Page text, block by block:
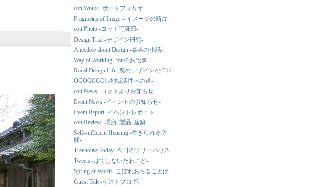
cott Works -ポートフォリオ-
Fragments of Image – イメージの断片
cott Photo -コット写真部-
Design Trial -デザイン研究-
Anecdote about Design -業界の小話-
Way of Working -cottのお仕事-
Rocal Design Life -農村デザインの日常-
OGOGOGO! -地域活性への道-
cott News -コットよりお知らせ-
Event News -イベントのお知らせ-
Event Report -イベントレポート-
cott Review -場所･製品･建築-
Self-sufficient Housing -生きられる空
間-
Treehouse Today -今日のツリーハウス-
Tweets -はてしないたわごと-
Spring of Words -こぼれおちることば-
Guest Talk -ゲストブログ-